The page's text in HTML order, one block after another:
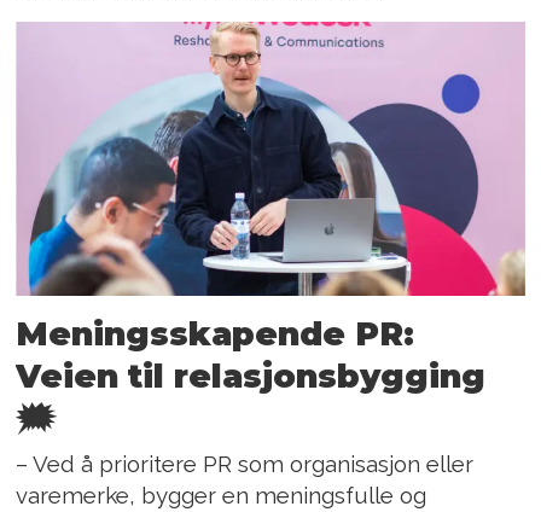
Meningsskapende PR:
Veien til relasjonsbygging
🗯️
– Ved å prioritere PR som organisasjon eller
varemerke, bygger en meningsfulle og